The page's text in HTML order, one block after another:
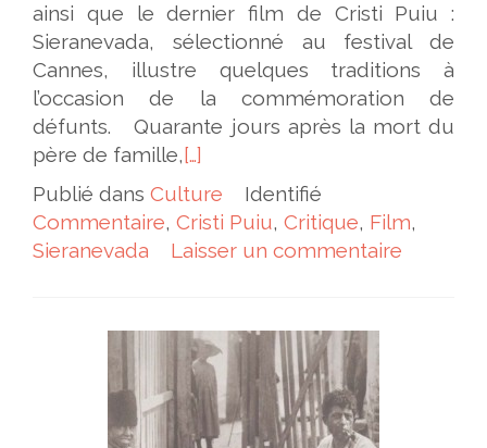
ainsi que le dernier film de Cristi Puiu :
Sieranevada, sélectionné au festival de
Cannes, illustre quelques traditions à
l’occasion de la commémoration de
défunts. Quarante jours après la mort du
père de famille,[…]
Publié dans Culture
Identifié
Commentaire, Cristi Puiu, Critique, Film,
Sieranevada
Laisser un commentaire